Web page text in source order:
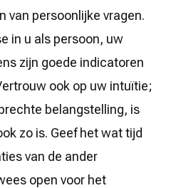
van persoonlijke vragen.
in u als persoon, uw
zijn goede indicatoren
ook op uw intuïtie;
belangstelling, is
zo is. Geef het wat tijd
van de ander
open voor het